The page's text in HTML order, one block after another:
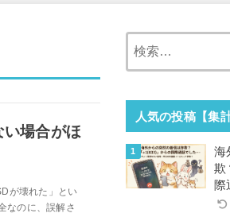
い場合がほ
が壊れた」とい
なのに、誤解さ
人気の投稿【集計
海
欺
際